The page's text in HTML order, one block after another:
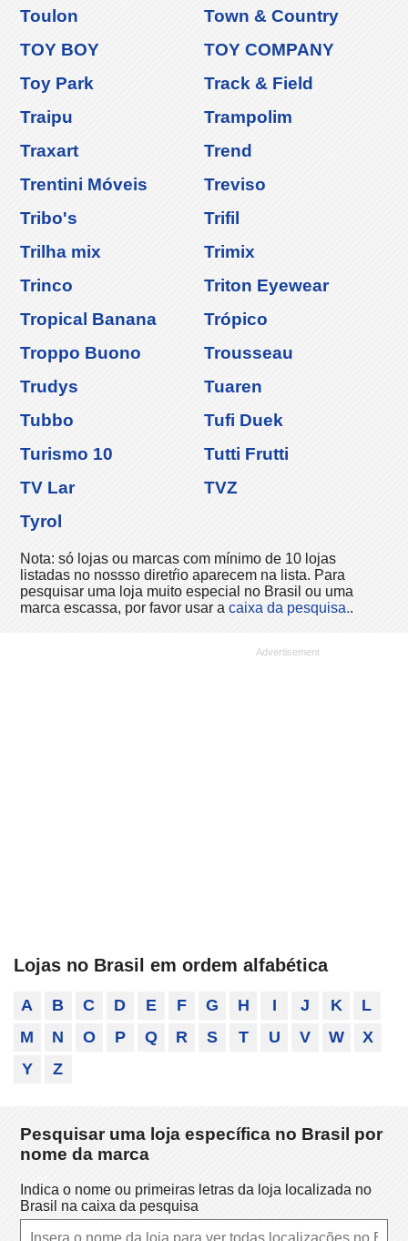
Toulon
Town & Country
TOY BOY
TOY COMPANY
Toy Park
Track & Field
Traipu
Trampolim
Traxart
Trend
Trentini Móveis
Treviso
Tribo's
Trifil
Trilha mix
Trimix
Trinco
Triton Eyewear
Tropical Banana
Trópico
Troppo Buono
Trousseau
Trudys
Tuaren
Tubbo
Tufi Duek
Turismo 10
Tutti Frutti
TV Lar
TVZ
Tyrol
Nota: só lojas ou marcas com mínimo de 10 lojas
listadas no nossso diretŕio aparecem na lista. Para
pesquisar uma loja muito especial no Brasil ou uma
marca escassa, por favor usar a caixa da pesquisa..
Lojas no Brasil em ordem alfabética
A B C D E F G H I J K
L
M
N O P Q R S T U V W
X
Y
Z
Pesquisar uma loja específica no Brasil por
nome da marca
Indica o nome ou primeiras letras da loja localizada no
Brasil na caixa da pesquisa